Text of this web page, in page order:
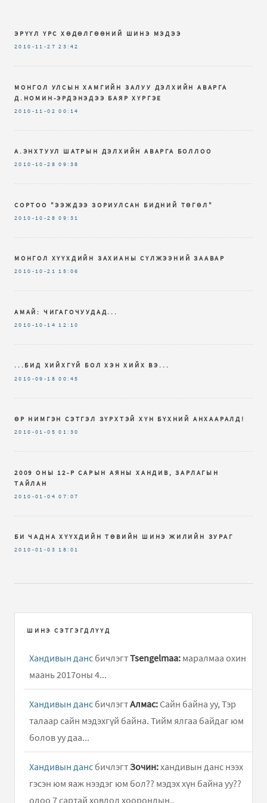
ЭРҮҮЛ ҮРС ХӨДӨЛГӨӨНИЙ ШИНЭ МЭДЭЭ
2010-11-27 23:42
МОНГОЛ УЛСЫН ХАМГИЙН ЗАЛУУ ДЭЛХИЙН АВАРГА
Д.НОМИН-ЭРДЭНЭДЭЭ БАЯР ХҮРГЭЕ
2010-11-02 00:14
А.ЭНХТУУЛ ШАТРЫН ДЭЛХИЙН АВАРГА БОЛЛОО
2010-10-28 09:38
СОРТОО "ЭЭЖДЭЭ ЗОРИУЛСАН БИДНИЙ ТӨГӨЛ"
2010-10-28 09:31
МОНГОЛ ХҮҮХДИЙН ЗАХИАНЫ СҮЛЖЭЭНИЙ ЗААВАР
2010-10-21 15:06
АМАЙ: ЧИГАГОЧУУДАД...
2010-10-14 12:10
...БИД ХИЙХГҮЙ БОЛ ХЭН ХИЙХ ВЭ...
2010-09-18 00:45
ӨР НИМГЭН СЭТГЭЛ ЗҮРХТЭЙ ХҮН БҮХНИЙ АНХААРАЛД!
2010-01-05 01:30
2009 ОНЫ 12-Р САРЫН АЯНЫ ХАНДИВ, ЗАРЛАГЫН
ТАЙЛАН
2010-01-04 07:07
БИ ЧАДНА ХҮҮХДИЙН ТӨВИЙН ШИНЭ ЖИЛИЙН ЗУРАГ
2010-01-03 18:01
ШИНЭ СЭТГЭГДЛҮҮД
Хандивын данс бичлэгтTsengelmaa: маралмаа охин
маань 2017оны 4...
Хандивын данс бичлэгтАлмас: Сайн байна уу, Тэр
талаар сайн мэдэхгүй байна. Тийм ялгаа байдаг юм
болов уу даа...
Хандивын данс бичлэгтЗочин:хандивын данс нээх
гэсэн юм яаж нээдэг юм бол?? мэдэх хүн байна уу??
одоо 7 сартай ховдол хоорондын..